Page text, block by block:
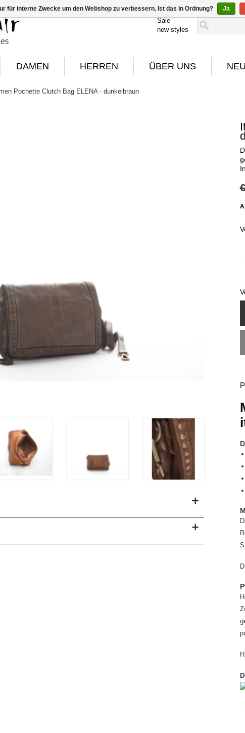
Sale
new styles
DAMEN HERREN ÜBER UNS NEU
Pochette Clutch Bag ELENA - dunkelbraun
+
+
für interne Zwecke um den Webshop zu verbessern. Ist das in Ordnung? Ja